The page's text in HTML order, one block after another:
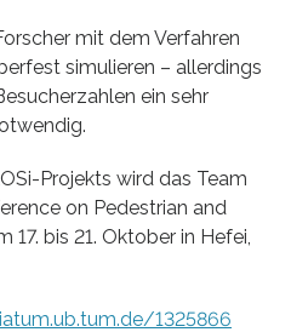
mit dem Verfahren
simulieren – allerdings
ein sehr
Projekts wird das Team
on Pedestrian and
bis 21. Oktober in Hefei,
1325866